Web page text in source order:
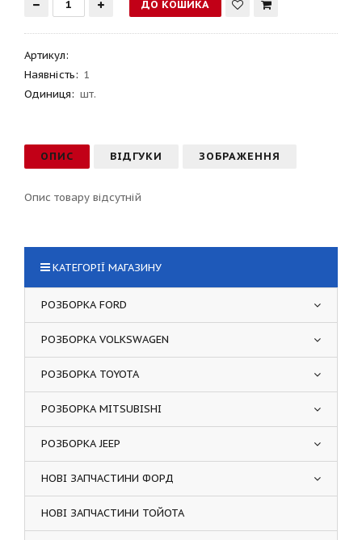
Артикул:
Наявність: 1
Одиниця: шт.
ОПИС ВІДГУКИ ЗОБРАЖЕННЯ
Опис товару відсутній
КАТЕГОРІЇ МАГАЗИНУ
РОЗБОРКА FORD
РОЗБОРКА VOLKSWAGEN
РОЗБОРКА TOYOTA
РОЗБОРКА MITSUBISHI
РОЗБОРКА JEEP
НОВІ ЗАПЧАСТИНИ ФОРД
НОВІ ЗАПЧАСТИНИ ТОЙОТА